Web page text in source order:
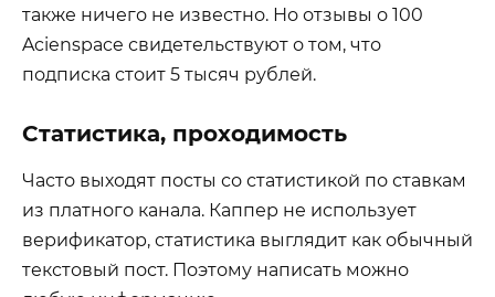
также ничего не известно. Но отзывы о 100
Acienspace свидетельствуют о том, что
подписка стоит 5 тысяч рублей.
Статистика, проходимость
Часто выходят посты со статистикой по ставкам
из платного канала. Каппер не использует
верификатор, статистика выглядит как обычный
текстовый пост. Поэтому написать можно